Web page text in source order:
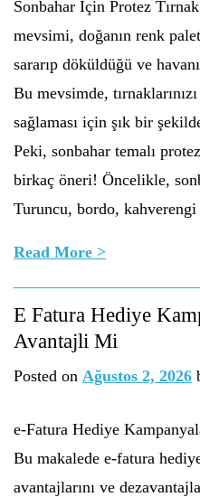
Sonbahar İçin Protez
mevsimi, doğanın renk
sararıp döküldüğü ve
Bu mevsimde,
sağlaması için şık bir
Peki, sonbahar temalı
birkaç öneri! Öncelikle,
Turuncu, bordo,
Read More >
E Fatura Hediye
Avantajli Mi
Posted on Ağustos 2, 2026
e-Fatura Hediye
Bu makalede e-fatura
avantajlarını ve